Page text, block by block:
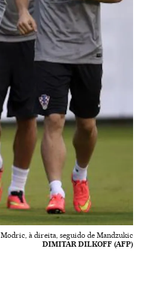
Modric, à direita, seguido de Mandzukic
DIMITAR DILKOFF (AFP)